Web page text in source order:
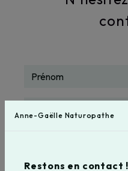
Anne-Gaëlle Naturopathe
Restons en contact !